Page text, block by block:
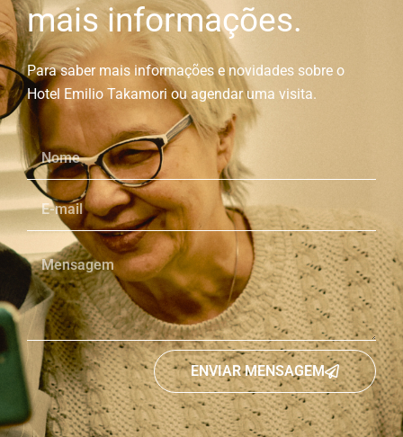
mais informações.
Para saber mais informações e novidades sobre o
Hotel Emilio Takamori ou agendar uma visita.
ENVIAR MENSAGEM